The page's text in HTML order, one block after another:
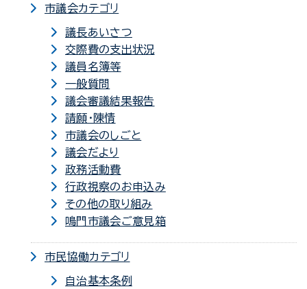
市議会カテゴリ
議長あいさつ
交際費の支出状況
議員名簿等
一般質問
議会審議結果報告
請願・陳情
市議会のしごと
議会だより
政務活動費
行政視察のお申込み
その他の取り組み
鳴門市議会ご意見箱
市民協働カテゴリ
自治基本条例